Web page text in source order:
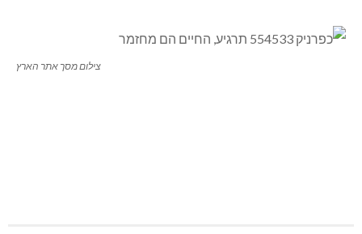
צילום מסך אתר הארץ